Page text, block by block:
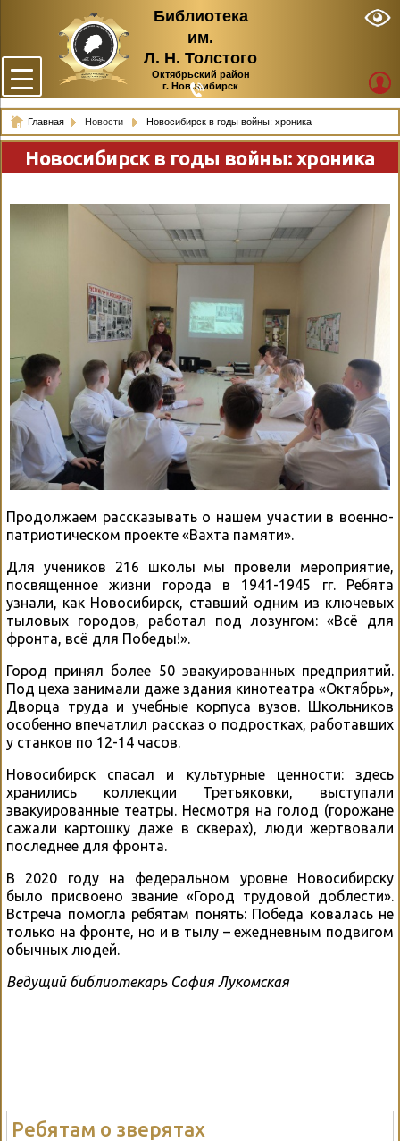
Библиотека
им.
Л. Н. Толстого
Октябрьский район
г. Новосибирск
Главная Новости Новосибирск в годы войны: хроника
Новосибирск в годы войны: хроника
Продолжаем рассказывать о нашем участии в военно-
патриотическом проекте «Вахта памяти».
Для учеников 216 школы мы провели мероприятие,
посвященное жизни города в 1941-1945 гг. Ребята
узнали, как Новосибирск, ставший одним из ключевых
тыловых городов, работал под лозунгом: «Всё для
фронта, всё для Победы!».
Город принял более 50 эвакуированных предприятий.
Под цеха занимали даже здания кинотеатра «Октябрь»,
Дворца труда и учебные корпуса вузов. Школьников
особенно впечатлил рассказ о подростках, работавших
у станков по 12-14 часов.
Новосибирск спасал и культурные ценности: здесь
хранились коллекции Третьяковки, выступали
эвакуированные театры. Несмотря на голод (горожане
сажали картошку даже в скверах), люди жертвовали
последнее для фронта.
В 2020 году на федеральном уровне Новосибирску
было присвоено звание «Город трудовой доблести».
Встреча помогла ребятам понять: Победа ковалась не
только на фронте, но и в тылу – ежедневным подвигом
обычных людей.
Ведущий библиотекарь София Лукомская
Ребятам о зверятах